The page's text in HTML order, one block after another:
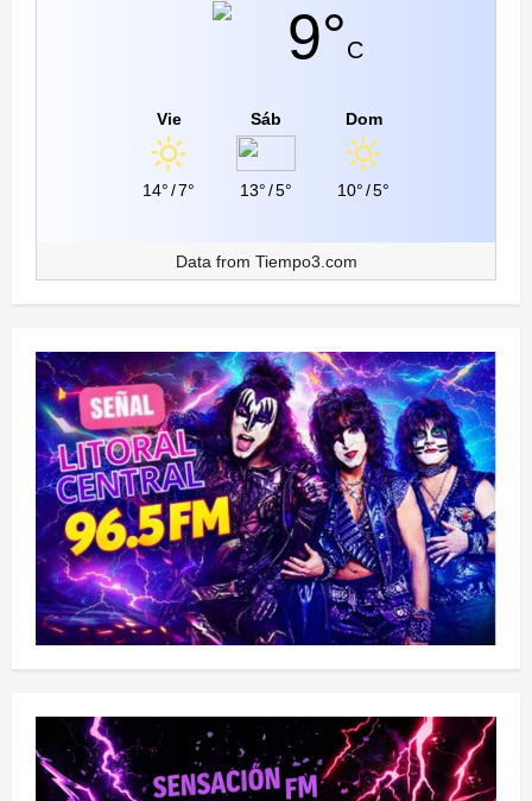
9°C
Vie
14°/7°
Sáb
13°/5°
Dom
10°/5°
Data from Tiempo3.com